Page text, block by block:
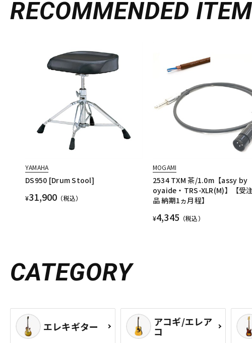
RECOMMENDED
YAMAHA
DS950 [Drum Stool]
¥31,900 （税込）
MOGAMI
2534 TXM 茶/1.0m【assy by
oyaide・TRS-XLR(M)】【受
品 納期1ヵ月程】
¥4,345 （税込）
CATEGORY
エレキギター アコギ/エレア
コ